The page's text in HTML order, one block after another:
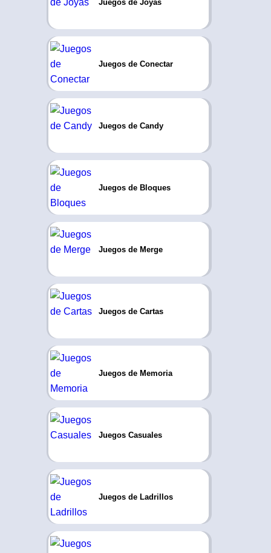
Juegos de Joyas
Juegos de Conectar
Juegos de Candy
Juegos de Bloques
Juegos de Merge
Juegos de Cartas
Juegos de Memoria
Juegos Casuales
Juegos de Ladrillos